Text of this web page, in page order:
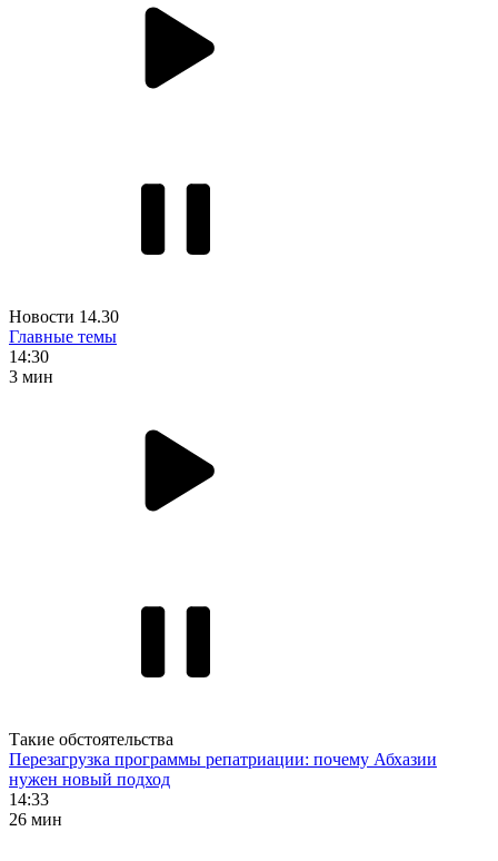
Новости 14.30
Главные темы
14:30
3 мин
Такие обстоятельства
Перезагрузка программы репатриации: почему Абхазии
нужен новый подход
14:33
26 мин